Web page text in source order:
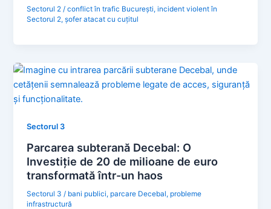
Sectorul 2 /conflict în trafic București,incident violent în
Sectorul 2,șofer atacat cu cuțitul
Sectorul 3
Parcarea subterană Decebal: O
Investiție de 20 de milioane de euro
transformată într-un haos
Sectorul 3 / bani publici, parcare Decebal, probleme
infrastructură